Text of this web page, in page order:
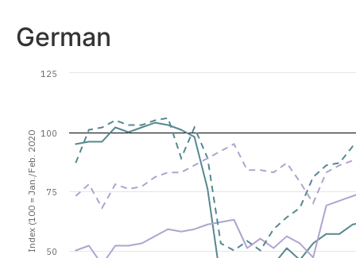
German
Index (100 = Jan./Feb. 2020 100
50
75
125